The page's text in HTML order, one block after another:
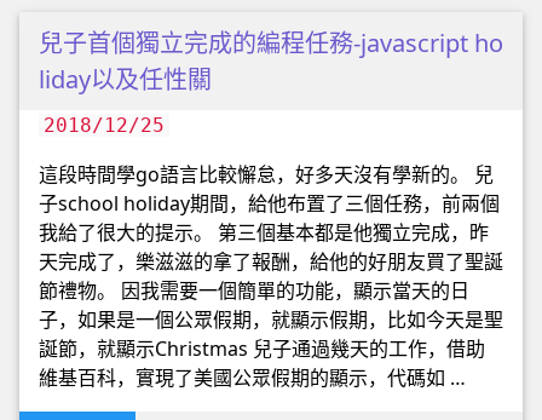
兒子首個獨立完成的編程任務-javascript ho
liday以及任性關
2018/12/25
這段時間學go語言比較懈怠，好多天沒有學新的。 兒
子school holiday期間，給他布置了三個任務，前兩個
我給了很大的提示。 第三個基本都是他獨立完成，昨
天完成了，樂滋滋的拿了報酬，給他的好朋友買了聖誕
節禮物。 因我需要一個簡單的功能，顯示當天的日
子，如果是一個公眾假期，就顯示假期，比如今天是聖
誕節，就顯示Christmas 兒子通過幾天的工作，借助
維基百科，實現了美國公眾假期的顯示，代碼如 …